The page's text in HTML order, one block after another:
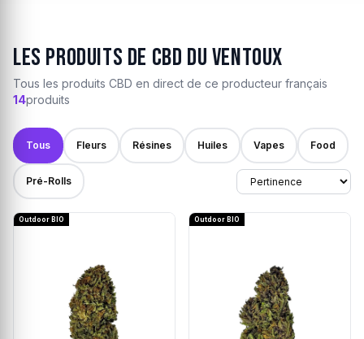
Les produits de CBD du ventoux
Tous les produits CBD en direct de ce producteur français
14produits
Tous Fleurs Résines Huiles Vapes Food
Pré-Rolls
Outdoor BIO Outdoor BIO